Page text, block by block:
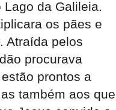
da Galileia.
os pães e
Atraída pelos
procurava
prontos a
também aos que